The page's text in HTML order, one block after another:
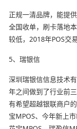
正规一清品牌，能提
全国收单，刷卡落地
较低，2018年POS交
5、瑞银信
深圳瑞银信信息技术
年之间做到了行业前
有希望超越银联商户
宝MPOS、今年新上